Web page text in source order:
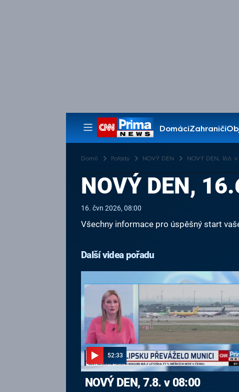
DomácíZahraničí
Pořady
Domů Pořady NOVÝ DEN NOVÝ DEN, 16.6. v
NOVÝ DEN,
16. čvn 2026, 08:00
Všechny informace pro úspěšný start
Další videa pořadu
52:33
NOVÝ DEN, 7.8. v 08:00